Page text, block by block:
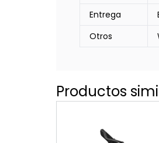
Entrega
Otros
Productos